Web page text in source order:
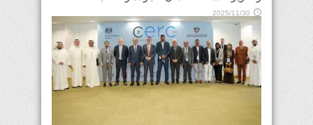
2025/11/30